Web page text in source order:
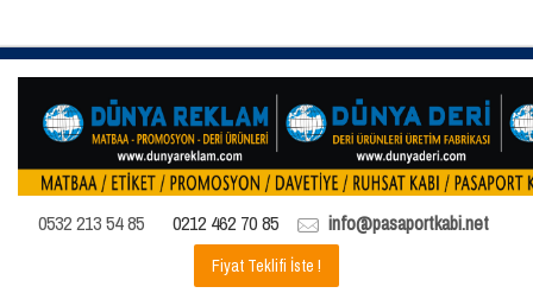
0532 213 54 85 0212 462 70 85 info@pasaportkabi.net
Fiyat Teklifi İste !